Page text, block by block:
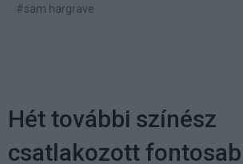
#sam hargrave
Hét további színész
csatlakozott